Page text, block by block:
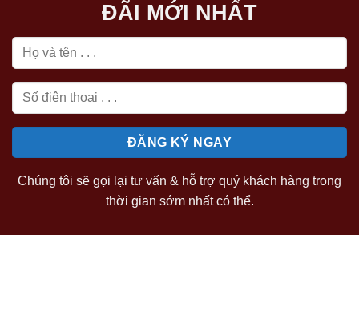
ĐÃI MỚI NHẤT
Chúng tôi sẽ gọi lại tư vấn & hỗ trợ quý khách hàng trong
thời gian sớm nhất có thể.